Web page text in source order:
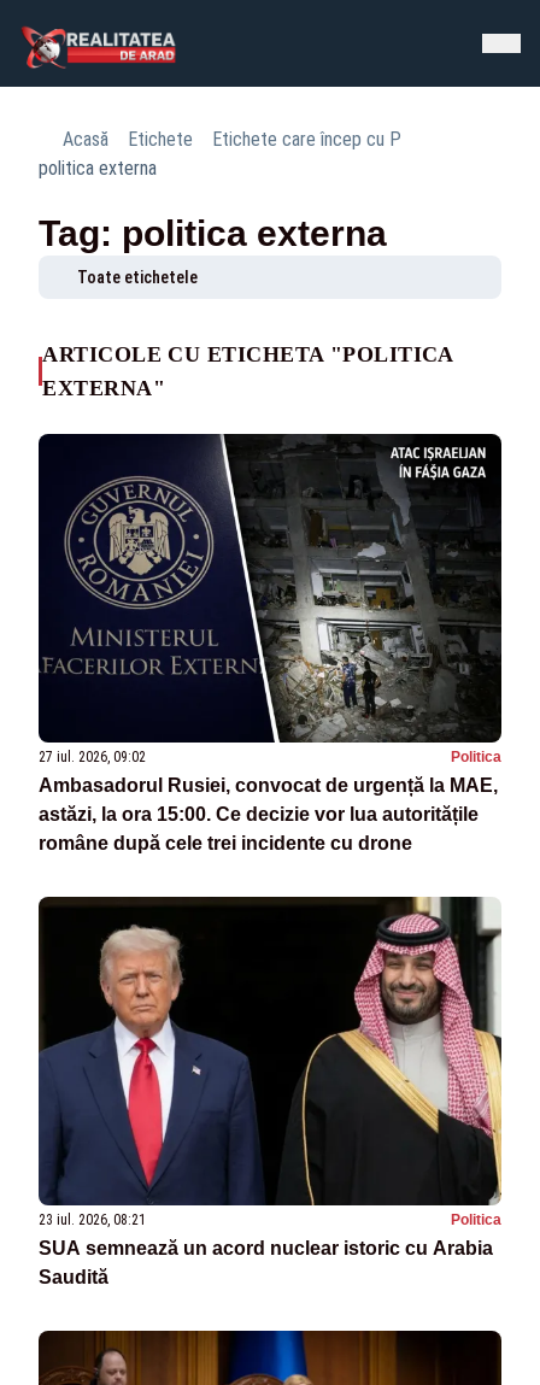
Acasă Etichete
Etichete care încep cu P
politica externa
Tag: politica externa
Toate etichetele
ARTICOLE CU ETICHETA "POLITICA
EXTERNA"
27 iul. 2026, 09:02 Politica
Ambasadorul Rusiei, convocat de urgență la MAE,
astăzi, la ora 15:00. Ce decizie vor lua autoritățile
române după cele trei incidente cu drone
23 iul. 2026, 08:21 Politica
SUA semnează un acord nuclear istoric cu Arabia
Saudită